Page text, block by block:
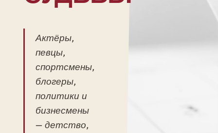
Актёры,
певцы,
спортсмены,
блогеры,
политики и
бизнесмены
— детство,